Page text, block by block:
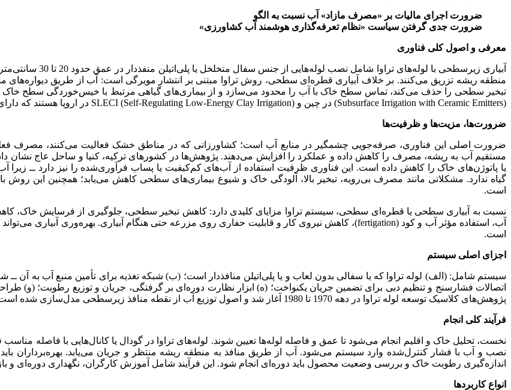
ضرورت اجرای مالیات بر «مصرف مازاد» آب نسبت به الگو
ضرورت جدی گرفتن سیاست «نظام تعرفه‌گذاری هوشمند آب کشاورزی»
معرفی و اصول کلی فناوری
آبیاری زیرسطحی با
منطقه ریشه تزریق می‌کنند. بر خلاف آبیاری قطره‌ای سطحی، روش تراوا مبتنی بر انتشار مویرگی است: آب از طریق
(Subsurface Irrigation with Ceramic Emitters) در چین و SLECI (Self‑Regulating Low‑Energy Clay Irrigation) در اروپا هستند که دارای ویژگی خودتنظیم دبی جریان بر اساس نیاز گیاه‌اند.
ضرورت‌ها، مزیت‌ها و ظرفیت‌ها
ضرورت اصلی این فناوری، صرفه‌جویی چشمگیر در منابع آب است؛ کشاورزانی که در مناطق خشک فعالیت می‌کنند، مصرف فعلی
مستقیم آب به ریشه، مصرف را کاهش داده و عملکرد را افزایش می‌دهند. پژوهش‌ها در کشورهای ترکیه، کنیا و ساحل عاج نشان
یا پاتوژن‌های خاک را کاهش داده است. این فناوری ظرفیت استفاده از آب‌های کم‌کیفیت یا پساب فرآوری‌شده را نیز دارد ــ
گیاه ندارد. مشکلاتی مانند مصرف بی‌رویه، تبخیر بالا، آلودگی خاک و شیوع بیماری‌های سطحی کاهش می‌یابد؛ همچنین این روش با
است.
است.
اجزای اصلی سیستم
سیستم شامل: (الف) لوله تراوا که یا سفالی بدون لعاب و یا پلی‌اتیلن منافذدار است؛ (ب) شبکه تغذیه برای تأمین منبع آب به آن
اتصالات فشارسنج و تنظیم دبی برای تضمین جریان یکنواخت؛ (ه) ابزار نظارت دوره‌ای بر گرفتگی، جریان و توزیع رطوبت؛ (و)
پژوهش‌های کلاسیک توسعه لوله تراوا در دهه 1970 تا 1980 آغاز شد و اصول توزیع آب از نقطه منافذ زیرسطحی مدل‌سازی شده است.
فرآیند کلی انجام
نخست، تحلیل خاک و اقلیم انجام می‌شود تا عمق و فاصله لوله‌ها تعیین شوند. لوله‌های تراوا در گودال یا کانال‌هایی با فاصله
نصب و آب با فشار کنترل‌شده وارد سیستم می‌شود. آب از طریق منافذ به منطقه ریشه منتظر و جریان می‌یابد. بهره‌برداران
اندازه‌گیری رطوبت خاک و بررسی وضعیت محصول باید دوره‌ای انجام شود. این فرآیند شامل آموزش کارگران، نگهداری دوره‌ای و
انواع کاربردها